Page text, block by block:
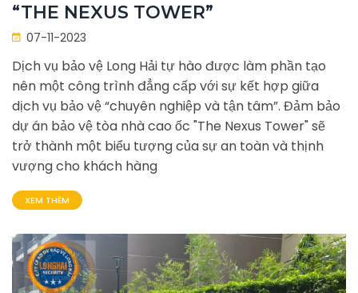
“THE NEXUS TOWER”
07-11-2023
Dịch vụ bảo vệ Long Hải tự hào được làm phần tạo
nên một công trình đẳng cấp với sự kết hợp giữa
dịch vụ bảo vệ “chuyên nghiệp và tận tâm”. Đảm bảo
dự án bảo vệ tòa nhà cao ốc "The Nexus Tower" sẽ
trở thành một biểu tượng của sự an toàn và thịnh
vượng cho khách hàng
XEM THÊM